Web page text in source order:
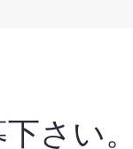
下さい